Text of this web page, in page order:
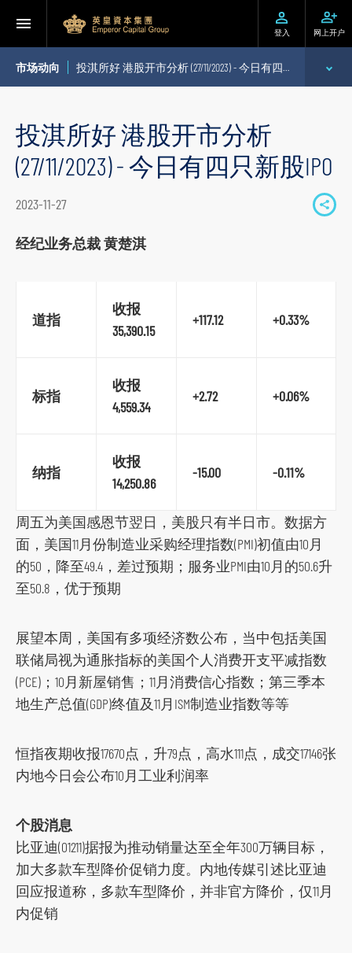
登入 网上开户
市场动向 投淇所好 港股开市分析 (27/11/2023) - 今日有四只新股IPO
个股推介
投淇所好 港股开市分析
(27/11/2023) - 今日有四只新股IPO
2023-11-27
S
e
i
l
a
t
r
经纪业务总裁 黄楚淇
道指
收报
35,390.15
+117.12 +0.33%
标指
收报
4,559.34
+2.72 +0.06%
纳指
收报
14,250.86
-15.00 -0.11%
周五为美国感恩节翌日，美股只有半日市。数据方
面，美国11月份制造业采购经理指数(PMI)初值由10月
的50，降至49.4，差过预期；服务业PMI由10月的50.6升
至50.8，优于预期
展望本周，美国有多项经济数公布，当中包括美国
联储局视为通胀指标的美国个人消费开支平减指数
(PCE)；10月新屋销售；11月消费信心指数；第三季本
地生产总值(GDP)终值及11月ISM制造业指数等等
恒指夜期收报17670点，升79点，高水111点，成交17146张
内地今日会公布10月工业利润率
个股消息
比亚迪(01211)据报为推动销量达至全年300万辆目标，
加大多款车型降价促销力度。内地传媒引述比亚迪
回应报道称，多款车型降价，并非官方降价，仅11月
内促销